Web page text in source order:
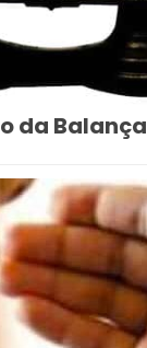
da Balança